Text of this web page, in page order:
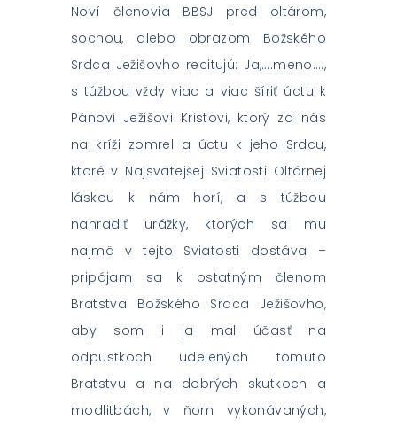
Noví členovia BBSJ pred oltárom,
sochou, alebo obrazom Božského
Srdca Ježišovho recitujú: Ja,….meno….,
s túžbou vždy viac a viac šíriť úctu k
Pánovi Ježišovi Kristovi, ktorý za nás
na kríži zomrel a úctu k jeho Srdcu,
ktoré v Najsvätejšej Sviatosti Oltárnej
láskou k nám horí, a s túžbou
nahradiť urážky, ktorých sa mu
najmä v tejto Sviatosti dostáva –
pripájam sa k ostatným členom
Bratstva Božského Srdca Ježišovho,
aby som i ja mal účasť na
odpustkoch udelených tomuto
Bratstvu a na dobrých skutkoch a
modlitbách, v ňom vykonávaných,